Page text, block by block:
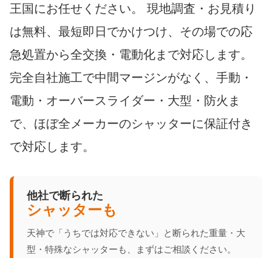
王国にお任せください。 現地調査・お見積り
は無料、最短即日でかけつけ、その場での応
急処置から全交換・電動化まで対応します。
完全自社施工で中間マージンがなく、手動・
電動・オーバースライダー・大型・防火ま
で、ほぼ全メーカーのシャッターに保証付き
で対応します。
他社で断られた
シャッターも
天神で「うちでは対応できない」と断られた重量・大
型・特殊なシャッターも、まずはご相談ください。